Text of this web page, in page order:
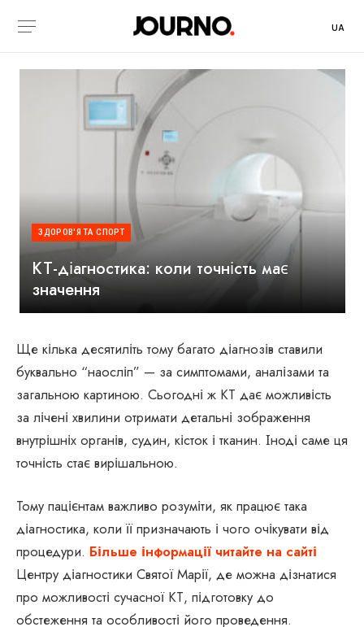
UA
ЗДОРОВ'Я ТА СПОРТ
КТ-діагностика: коли точність має
значення
Ще кілька десятиліть тому багато діагнозів ставили
буквально “наосліп” — за симптомами, аналізами та
загальною картиною. Сьогодні ж КТ дає можливість
за лічені хвилини отримати детальні зображення
внутрішніх органів, судин, кісток і тканин. Іноді саме ця
точність стає вирішальною.
Тому пацієнтам важливо розуміти, як працює така
діагностика, коли її призначають і чого очікувати від
процедури. Більше інформації читайте на сайті
Центру діагностики Святої Марії, де можна дізнатися
про можливості сучасної КТ, підготовку до
обстеження та особливості його проведення.